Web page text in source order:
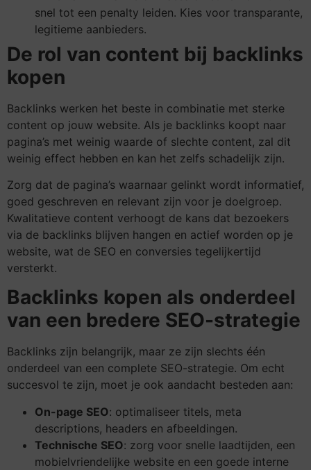
snel tot een penalty leiden. Kies voor transparante,
legitieme aanbieders.
De rol van content bij backlinks
kopen
Backlinks werken het beste in combinatie met sterke
content op jouw website. Als je backlinks koopt naar
pagina’s met weinig waarde of slechte content, zal dit
weinig effect hebben en kan het zelfs schadelijk zijn.
Zorg dat de pagina’s waarnaar gelinkt wordt informatief,
goed geschreven en relevant zijn voor je doelgroep.
Kwalitatieve content verhoogt de kans dat bezoekers
via de backlinks blijven hangen en actief worden op je
website, wat de SEO en conversies tegelijkertijd
versterkt.
Backlinks kopen als onderdeel
van een bredere SEO-strategie
Backlinks zijn belangrijk, maar ze zijn slechts één
onderdeel van een complete SEO-strategie. Om echt
succesvol te zijn, moet je ook aandacht besteden aan:
On-page SEO: optimaliseer titels, meta
descriptions, headers en afbeeldingen.
Technische SEO: zorg voor snelle laadtijden, een
mobielvriendelijke website en een goede interne